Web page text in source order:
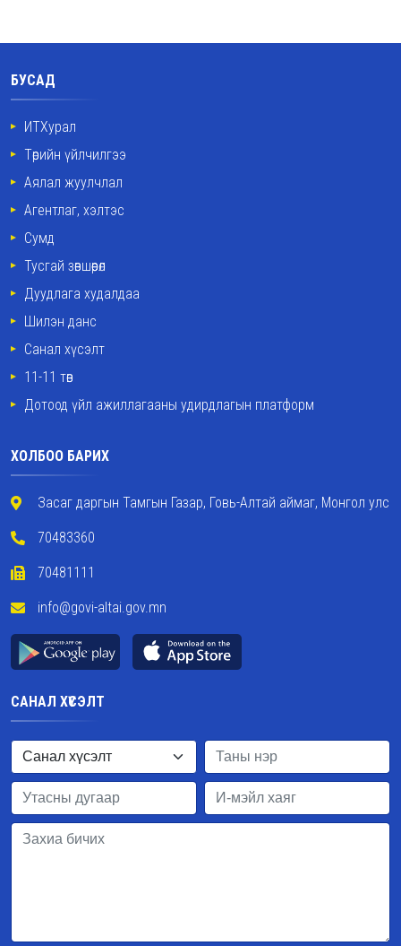
БУСАД
ИТХурал
Төрийн үйлчилгээ
Аялал жуулчлал
Агентлаг, хэлтэс
Сумд
Тусгай зөвшөөрөл
Дуудлага худалдаа
Шилэн данс
Санал хүсэлт
11-11 төв
Дотоод үйл ажиллагааны удирдлагын платформ
ХОЛБОО БАРИХ
Засаг даргын Тамгын Газар, Говь-Алтай аймаг, Монгол улс
70483360
70481111
info@govi-altai.gov.mn
САНАЛ ХҮСЭЛТ